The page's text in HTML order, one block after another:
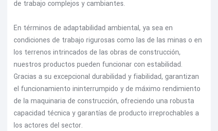
de trabajo complejos y cambiantes.
En términos de adaptabilidad ambiental, ya sea en
condiciones de trabajo rigurosas como las de las minas o en
los terrenos intrincados de las obras de construcción,
nuestros productos pueden funcionar con estabilidad.
Gracias a su excepcional durabilidad y fiabilidad, garantizan
el funcionamiento ininterrumpido y de máximo rendimiento
de la maquinaria de construcción, ofreciendo una robusta
capacidad técnica y garantías de producto irreprochables a
los actores del sector.